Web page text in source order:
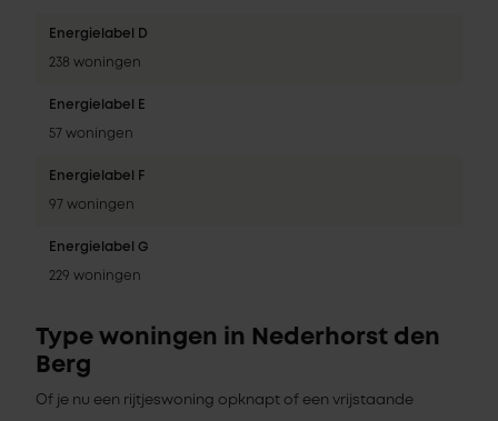
Energielabel D
238 woningen
Energielabel E
57 woningen
Energielabel F
97 woningen
Energielabel G
229 woningen
Type woningen in Nederhorst den
Berg
Of je nu een rijtjeswoning opknapt of een vrijstaande